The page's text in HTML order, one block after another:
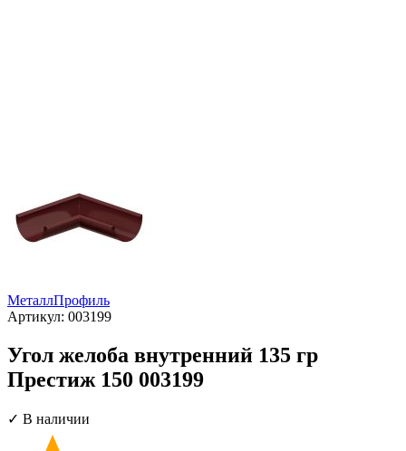
МеталлПрофиль
Артикул: 003199
Угол желоба внутренний 135 гр
Престиж 150 003199
✓ В наличии